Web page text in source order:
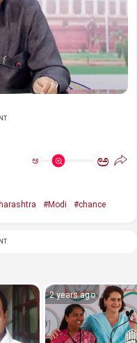
ಅ ಅ
#Modi #chance
2 years ago